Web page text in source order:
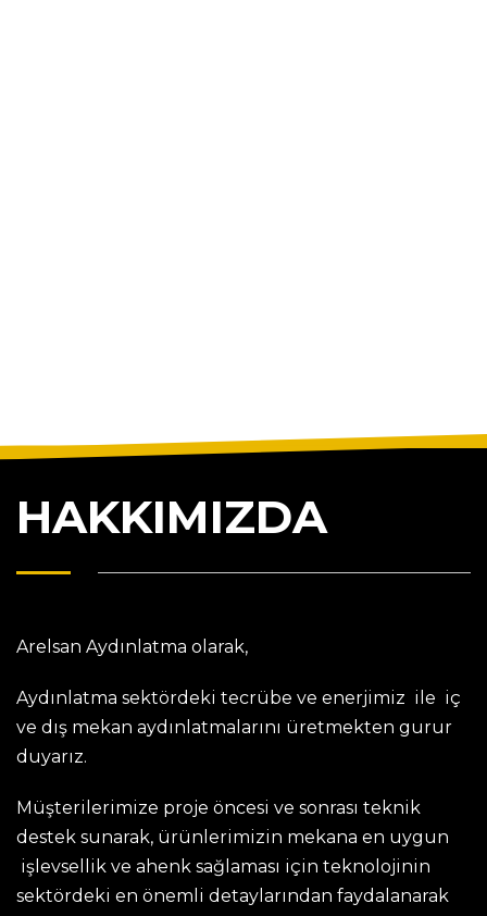
HAKKIMIZDA
Arelsan Aydınlatma olarak,
Aydınlatma sektördeki tecrübe ve enerjimiz ile iç
ve dış mekan aydınlatmalarını üretmekten gurur
duyarız.
Müşterilerimize proje öncesi ve sonrası teknik
destek sunarak, ürünlerimizin mekana en uygun
işlevsellik ve ahenk sağlaması için teknolojinin
sektördeki en önemli detaylarından faydalanarak